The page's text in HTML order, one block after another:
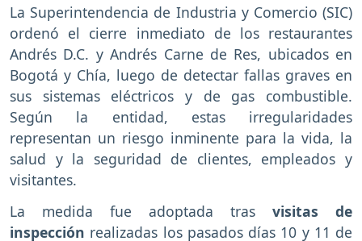
La Superintendencia de Industria y Comercio (SIC)
ordenó el cierre inmediato de los restaurantes
Andrés D.C. y Andrés Carne de Res, ubicados en
Bogotá y Chía, luego de detectar fallas graves en
sus sistemas eléctricos y de gas combustible.
Según la entidad, estas irregularidades
representan un riesgo inminente para la vida, la
salud y la seguridad de clientes, empleados y
visitantes.
La medida fue adoptada tras visitas de
inspección realizadas los pasados días 10 y 11 de